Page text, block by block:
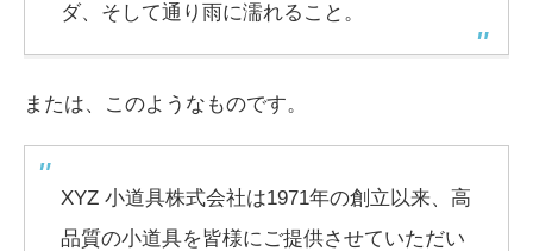
ダ、そして通り雨に濡れること。
または、このようなものです。
XYZ 小道具株式会社は1971年の創立以来、高
品質の小道具を皆様にご提供させていただい